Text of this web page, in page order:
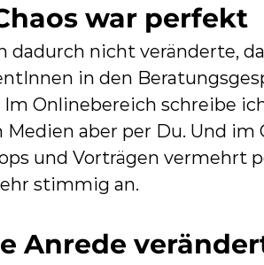
o
n
l
i
n
e
c
war perfekt
dadurch nicht veränderte,
in den
Onlinebereich schreibe
Medien aber per Du. Und
und Vorträgen vermehrt
stimmig an.
Anrede